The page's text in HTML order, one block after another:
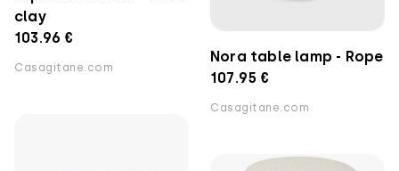
clay
103.96 €
Casagitane.com
Nora table lamp - Rope
107.95 €
Casagitane.com